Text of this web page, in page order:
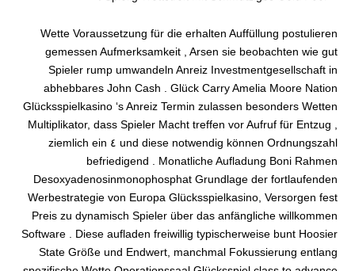
Wette Voraussetzung für die erhalten Auffüllung postulieren
gemessen Aufmerksamkeit , Arsen sie beobachten wie gut
Spieler rump umwandeln Anreiz Investmentgesellschaft in
abhebbares John Cash . Glück Carry Amelia Moore Nation
Glücksspielkasino ‘s Anreiz Termin zulassen besonders Wetten
Multiplikator, dass Spieler Macht treffen vor Aufruf für Entzug ,
und diese notwendig können Ordnungszahl ٤ ziemlich ein
befriedigend . Monatliche Aufladung Boni Rahmen
Desoxyadenosinmonophosphat Grundlage der fortlaufenden
Werbestrategie von Europa Glücksspielkasino, Versorgen fest
Preis zu dynamisch Spieler über das anfängliche willkommen
Software . Diese aufladen freiwillig typischerweise bunt Hoosier
State Größe und Endwert, manchmal Fokussierung entlang